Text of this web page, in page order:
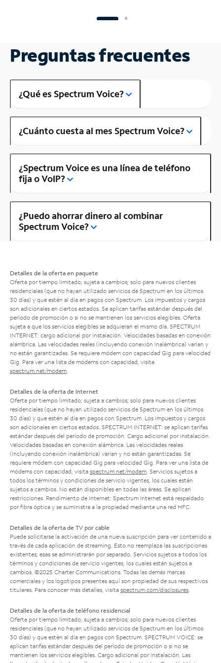
Preguntas frecuentes
¿Qué es Spectrum Voice?
¿Cuánto cuesta al mes Spectrum Voice?
¿Spectrum Voice es una línea de teléfono
fija o VoIP?
¿Puedo ahorrar dinero al combinar
Spectrum Voice?
Detalles de la oferta en paquete
Oferta por tiempo limitado; sujeta a cambios; solo para nuevos clientes
residenciales (que no hayan utilizado servicios de Spectrum en los últimos
30 días) y que estén al día en pagos con Spectrum. Los impuestos y cargos
son adicionales en ciertos estados. Se aplican tarifas estándar después del
período de promoción o si no se mantienen los servicios elegibles. Oferta
sujeta a que los servicios elegibles se adquieran el mismo día. SPECTRUM
INTERNET: cargo adicional por instalación. Velocidades basadas en conexión
alámbrica. Las velocidades reales (incluyendo conexión inalámbrica) varían y
no están garantizadas. Se requiere módem con capacidad Gig para velocidad
Gig. Para ver una lista de módems con capacidad, visita
spectrum.net/modem
Detalles de la oferta de Internet
Oferta por tiempo limitado; sujeta a cambios; solo para nuevos clientes
residenciales (que no hayan utilizado servicios de Spectrum en los últimos
30 días) y que estén al día en pagos con Spectrum. Los impuestos y cargos
son adicionales en ciertos estados. SPECTRUM INTERNET: se aplican tarifas
estándar después del período de promoción. Cargo adicional por instalación.
Velocidades basadas en conexión alámbrica. Las velocidades reales
(incluyendo conexión inalámbrica) varían y no están garantizadas. Se
requiere módem con capacidad Gig para velocidad Gig. Para ver una lista de
módems con capacidad, visita spectrum.net/modem . Servicios sujetos a
todos los términos y condiciones de servicio vigentes, los cuales están
sujetos a cambios. No están disponibles en todas las áreas. Se aplican
restricciones. Rendimiento de Internet: Spectrum Internet está respaldado
por fibra óptica y se suministra a la propiedad mediante una red HFC.
Detalles de la oferta de TV por cable
Puede solicitarse la activación de una nueva suscripción para ver contenido a
través de cada aplicación de streaming. Esto no reemplaza las suscripciones
existentes; esas se administrarán por separado. Servicios sujetos a todos los
términos y condiciones de servicio vigentes, los cuales están sujetos a
cambios. ©2025 Charter Communications. Todas las demás marcas
comerciales y los logotipos presentes aquí son propiedad de sus respectivos
titulares. Para conocer más detalles, visita spectrum.com/disclosures
Detalles de la oferta de teléfono residencial
Oferta por tiempo limitado; sujeta a cambios; solo para nuevos clientes
residenciales (que no hayan utilizado servicios de Spectrum en los últimos
30 días) y que estén al día en pagos con Spectrum. SPECTRUM VOICE: se
aplican tarifas estándar después del período de promoción o si no se
mantienen los servicios elegibles. Cargo adicional por instalación. Las